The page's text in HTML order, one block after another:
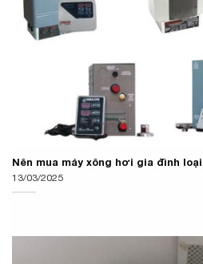
Nên mua máy xông hơi gia đình
13/03/2025